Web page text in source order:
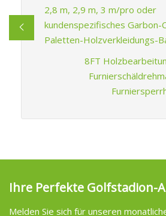
2,8 m, 2,9 m, 3 m/pro oder
kundenspezifisches Garbon-
Paletten-Holzverkleidungs-
8FT
Ihre Perfekte Golfstadion-
Melden Sie sich für unseren